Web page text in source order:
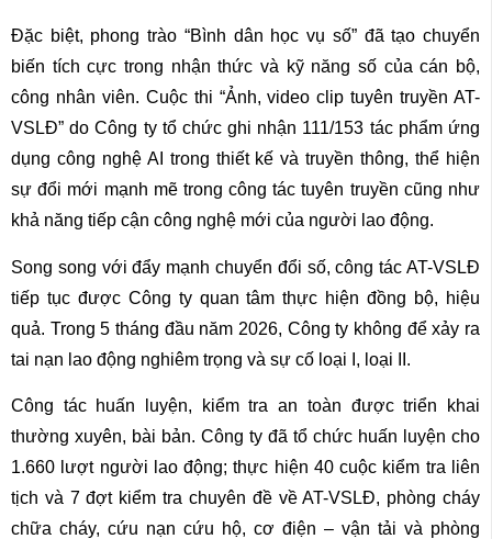
Đặc biệt, phong trào “Bình dân học vụ số” đã tạo chuyển
biến tích cực trong nhận thức và kỹ năng số của cán bộ,
công nhân viên. Cuộc thi “Ảnh, video clip tuyên truyền AT-
VSLĐ” do Công ty tổ chức ghi nhận 111/153 tác phẩm ứng
dụng công nghệ AI trong thiết kế và truyền thông, thể hiện
sự đổi mới mạnh mẽ trong công tác tuyên truyền cũng như
khả năng tiếp cận công nghệ mới của người lao động.
Song song với đẩy mạnh chuyển đổi số, công tác AT-VSLĐ
tiếp tục được Công ty quan tâm thực hiện đồng bộ, hiệu
quả. Trong 5 tháng đầu năm 2026, Công ty không để xảy ra
tai nạn lao động nghiêm trọng và sự cố loại I, loại II.
Công tác huấn luyện, kiểm tra an toàn được triển khai
thường xuyên, bài bản. Công ty đã tổ chức huấn luyện cho
1.660 lượt người lao động; thực hiện 40 cuộc kiểm tra liên
tịch và 7 đợt kiểm tra chuyên đề về AT-VSLĐ, phòng cháy
chữa cháy, cứu nạn cứu hộ, cơ điện – vận tải và phòng